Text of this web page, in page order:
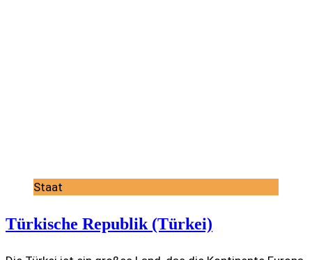
Staat
Türkische Republik (Türkei)